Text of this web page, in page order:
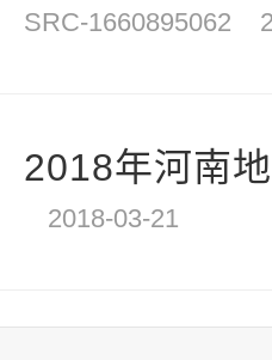
SRC-1660895062
2018年河南
2018-03-21